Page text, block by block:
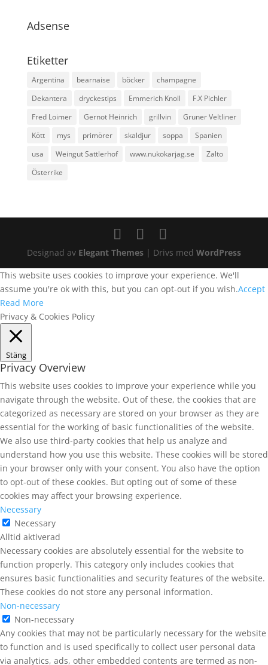
Adsense
Etiketter
Argentina bearnaise böcker
champagne
Dekantera
dryckestips Emmerich Knoll
F.X Pichler
Fred Loimer
Gernot Heinrich grillvin
Gruner Veltliner
Kött
mys primörer skaldjur soppa
Spanien
usa
Weingut Sattlerhof www.nukokarjag.se
Zalto
Österrike
Designad av Elegant Themes| Drivs med WordPress
This website uses cookies to improve your experience. We'll
assume you're ok with this, but you can opt-out if you wish.Accept
Read More
Privacy & Cookies Policy
Stäng
Privacy Overview
This website uses cookies to improve your experience while you
navigate through the website. Out of these, the cookies that are
categorized as necessary are stored on your browser as they are
essential for the working of basic functionalities of the website.
We also use third-party cookies that help us analyze and
understand how you use this website. These cookies will be stored
in your browser only with your consent. You also have the option
to opt-out of these cookies. But opting out of some of these
cookies may affect your browsing experience.
Necessary
Necessary
Alltid aktiverad
Necessary cookies are absolutely essential for the website to
function properly. This category only includes cookies that
ensures basic functionalities and security features of the website.
These cookies do not store any personal information.
Non-necessary
Non-necessary
Any cookies that may not be particularly necessary for the website
to function and is used specifically to collect user personal data
via analytics, ads, other embedded contents are termed as non-